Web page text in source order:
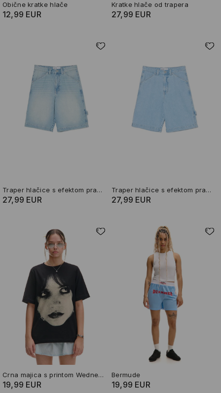
Obične kratke hlače
12,99 EUR
Kratke hlače od trapera
27,99 EUR
Traper hlačice s efektom pranja
27,99 EUR
Traper hlačice s efektom pranja
27,99 EUR
Crna majica s printom Wednesday
19,99 EUR
Bermude
19,99 EUR